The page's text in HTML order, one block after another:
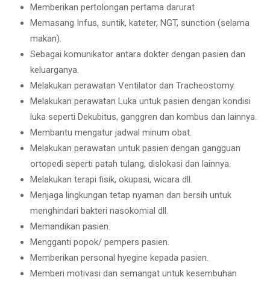
Memberikan pertolongan pertama darurat
Memasang Infus, suntik, kateter, NGT, sunction (selama
makan).
Sebagai komunikator antara dokter dengan pasien dan
keluarganya.
Melakukan perawatan Ventilator dan Tracheostomy.
Melakukan perawatan Luka untuk pasien dengan kondisi
luka seperti Dekubitus, ganggren dan kombus dan lainnya.
Membantu mengatur jadwal minum obat.
Melakukan perawatan untuk pasien dengan gangguan
ortopedi seperti patah tulang, dislokasi dan lainnya.
Melakukan terapi fisik, okupasi, wicara dll.
Menjaga lingkungan tetap nyaman dan bersih untuk
menghindari bakteri nasokomial dll.
Memandikan pasien.
Mengganti popok/ pempers pasien.
Memberikan personal hyegine kepada pasien.
Memberi motivasi dan semangat untuk kesembuhan